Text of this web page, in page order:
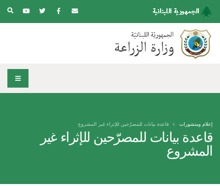
قاعدة بيانات للمصرّحين للإثراء غير
المشروع
إعلام ومنشورات قاعدة بيانات للمصرّحين للإثراء غير المشروع